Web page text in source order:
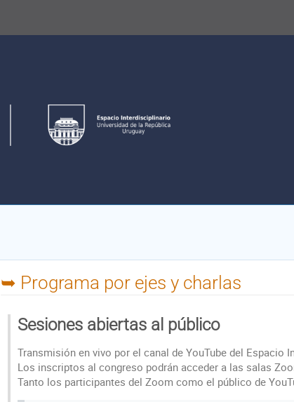
➥ Programa por ejes y charlas
Sesiones abiertas al público
Transmisión en vivo por el canal de YouTube del Espacio
Los inscriptos al congreso podrán acceder a las salas
Tanto los participantes del Zoom como el público de